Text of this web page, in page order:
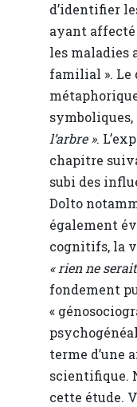
d’identifier
ayant
les maladies
familial ». Le
l’arbre ».
chapitre
subi des
Dolto
également
cognitifs, la
« rien ne
fondement
«
terme d’une
scientifique.
cette étude.